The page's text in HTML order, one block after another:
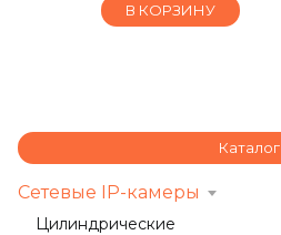
В КОРЗИНУ
Каталог
Сетевые IP-камеры
Цилиндрические